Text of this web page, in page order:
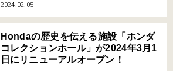
2024.02.05
Hondaの歴史を伝える施設「ホンダ
コレクションホール」が2024年3月1
日にリニューアルオープン！